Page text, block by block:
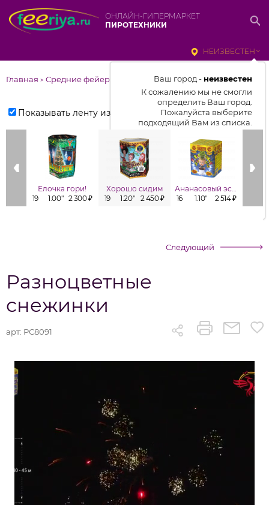
ОНЛАЙН-ГИПЕРМАРКЕТ
ПИРОТЕХНИКИ
НЕИЗВЕСТЕН
Ваш город - неизвестен
К сожалению мы не смогли
определить Ваш город.
Пожалуйста выберите
подходящий Вам из списка.
Выбрать город
От выбранного города зависит
цены, наличие и условия
доставки
Главная > Средние фейерверки
Показывать ленту изделий
Елочка гори!
19
1.00" 2 300 ₽
Хорошо сидим
19
1.20" 2 450 ₽
Ананасовый эспрессо
16
1.10" 2 514 ₽
Следующий
Разноцветные
снежинки
арт: РС8091